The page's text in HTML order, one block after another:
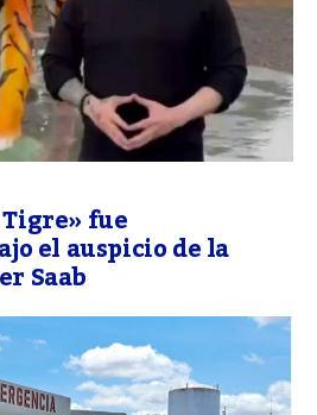
fue
el auspicio de la
Saab